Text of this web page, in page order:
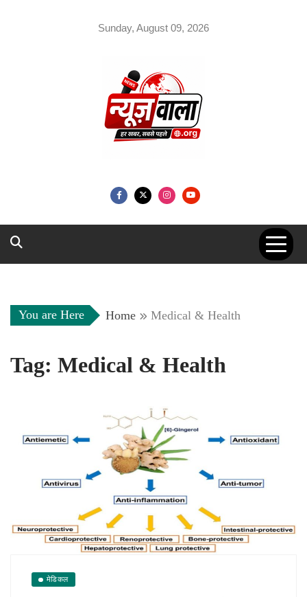
Sunday, August 09, 2026
You are Here Home Medical & Health
Tag: Medical & Health
मेडिकल